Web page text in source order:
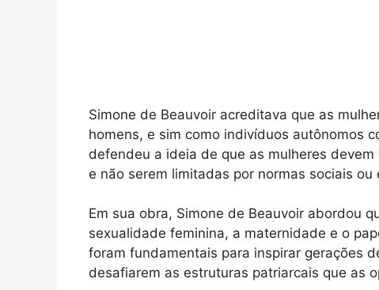
Simone de Beauvoir acreditava que as
homens, e sim como indivíduos autônomos
defendeu a ideia de que as mulheres
e não serem limitadas por normas sociais
Em sua obra, Simone de Beauvoir abordou
sexualidade feminina, a maternidade e o
foram fundamentais para inspirar gerações
desafiarem as estruturas patriarcais que as